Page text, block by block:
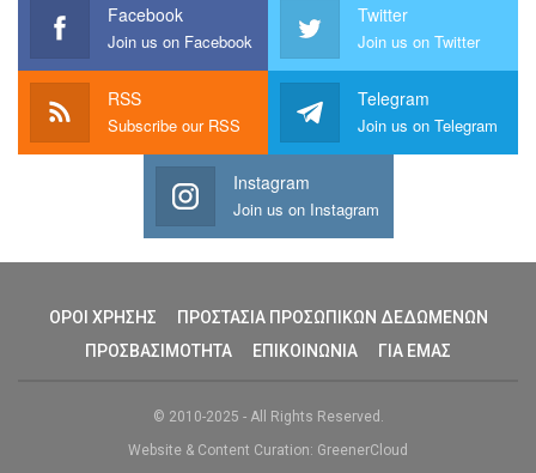
Facebook
Join us on Facebook
Twitter
Join us on Twitter
RSS
Subscribe our RSS
Telegram
Join us on Telegram
Instagram
Join us on Instagram
ΟΡΟΙ ΧΡΗΣΗΣ
ΠΡΟΣΤΑΣΙΑ ΠΡΟΣΩΠΙΚΩΝ ΔΕΔΩΜΕΝΩΝ
ΠΡΟΣΒΑΣΙΜΟΤΗΤΑ
ΕΠΙΚΟΙΝΩΝΙΑ ΓΙΑ ΕΜΑΣ
© 2010-2025 - All Rights Reserved.
Website & Content Curation: GreenerCloud